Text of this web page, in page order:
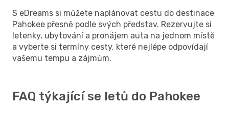
S eDreams si můžete naplánovat cestu do destinace
Pahokee přesně podle svých představ. Rezervujte si
letenky, ubytování a pronájem auta na jednom místě
a vyberte si termíny cesty, které nejlépe odpovídají
vašemu tempu a zájmům.
FAQ týkající se letů do Pahokee